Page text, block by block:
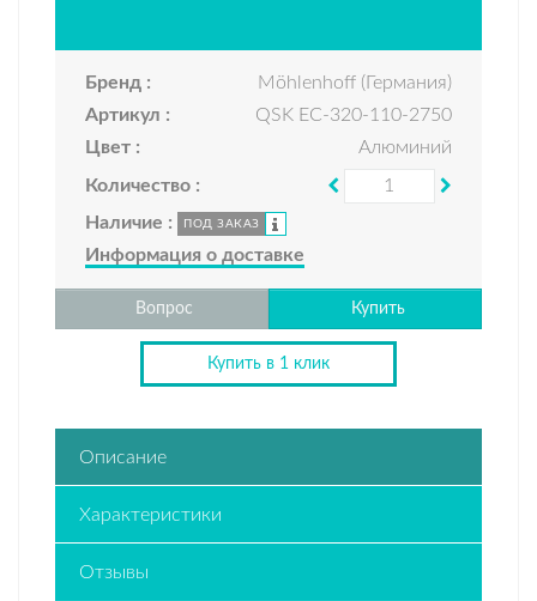
Бренд :
Möhlenhoff (Германия)
Артикул :
QSK EC-320-110-2750
Цвет :
Алюминий
Количество :
Наличие :
ПОД ЗАКАЗ
Информация о доставке
Вопрос Купить
Купить в 1 клик
Описание
Характеристики
Отзывы